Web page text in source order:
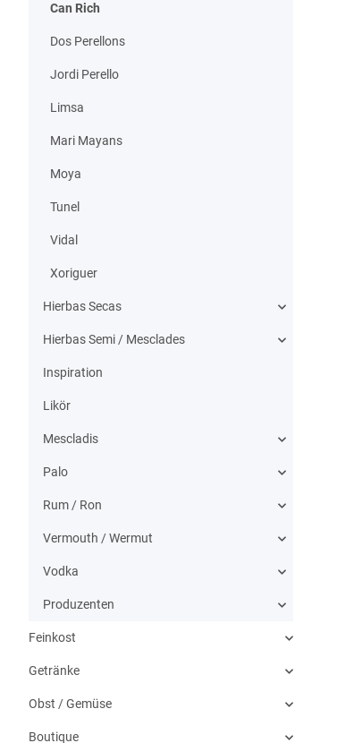
Can Rich
Dos Perellons
Jordi Perello
Limsa
Mari Mayans
Moya
Tunel
Vidal
Xoriguer
Hierbas Secas
Hierbas Semi / Mesclades
Inspiration
Likör
Mescladis
Palo
Rum / Ron
Vermouth / Wermut
Vodka
Produzenten
Feinkost
Getränke
Obst / Gemüse
Boutique